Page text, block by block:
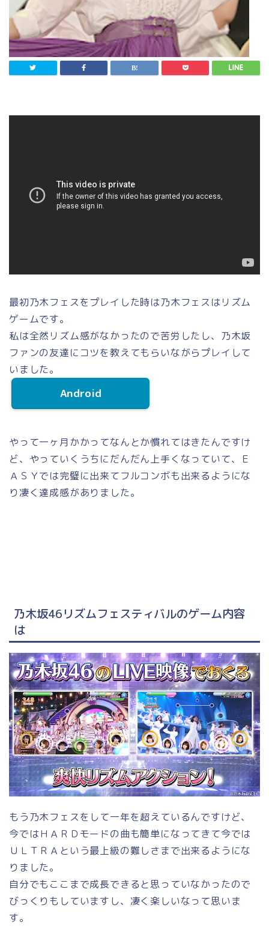
最初乃木フェスをプレイした時は乃木フェスはリズム
ゲームです。
私は全然リズム感がなかったので苦労したし、乃木坂
ファンの友達にコツを教えてもらいながらプレイして
いました。
Android
やって一ヶ月かかってなんとか慣れてはきたんですけ
ど、やっていくうちにだんだん上手くなっていて、Ｅ
ＡＳＹでは完璧に出来てフルコンボも出来るようにな
り凄く達成感がありました。
乃木坂46リズムフェスティバルのゲーム内容
は
もう乃木フェスをして一年を超えているんですけど、
今ではＨＡＲＤモードの曲も簡単になってきて今では
ＵＬＴＲＡという最上級の難しさまで出来るようにな
りました。
自分でもここまで成長できると思っていなかったので
びっくりもしていますし、凄く楽しいなって思いま
す。